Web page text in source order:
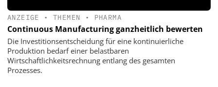
ANZEIGE •THEMEN • PHARMA
Continuous Manufacturing ganzheitlich bewerten
Die Investitionsentscheidung für eine kontinuierliche
Produktion bedarf einer belastbaren
Wirtschaftlichkeitsrechnung entlang des gesamten
Prozesses.